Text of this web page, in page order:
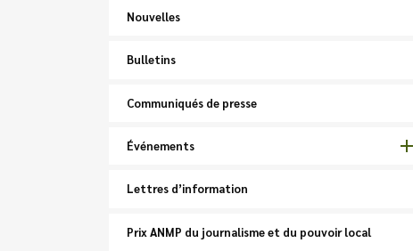
Nouvelles
Bulletins
Communiqués de presse
Événements
Lettres d’information
Prix ​​ANMP du journalisme et du pouvoir local